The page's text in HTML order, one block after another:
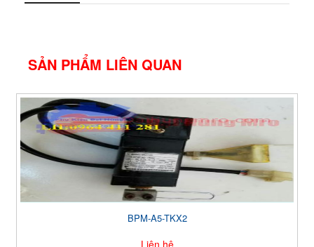
SẢN PHẨM LIÊN QUAN
BPM-A5-TKX2
Liên hệ